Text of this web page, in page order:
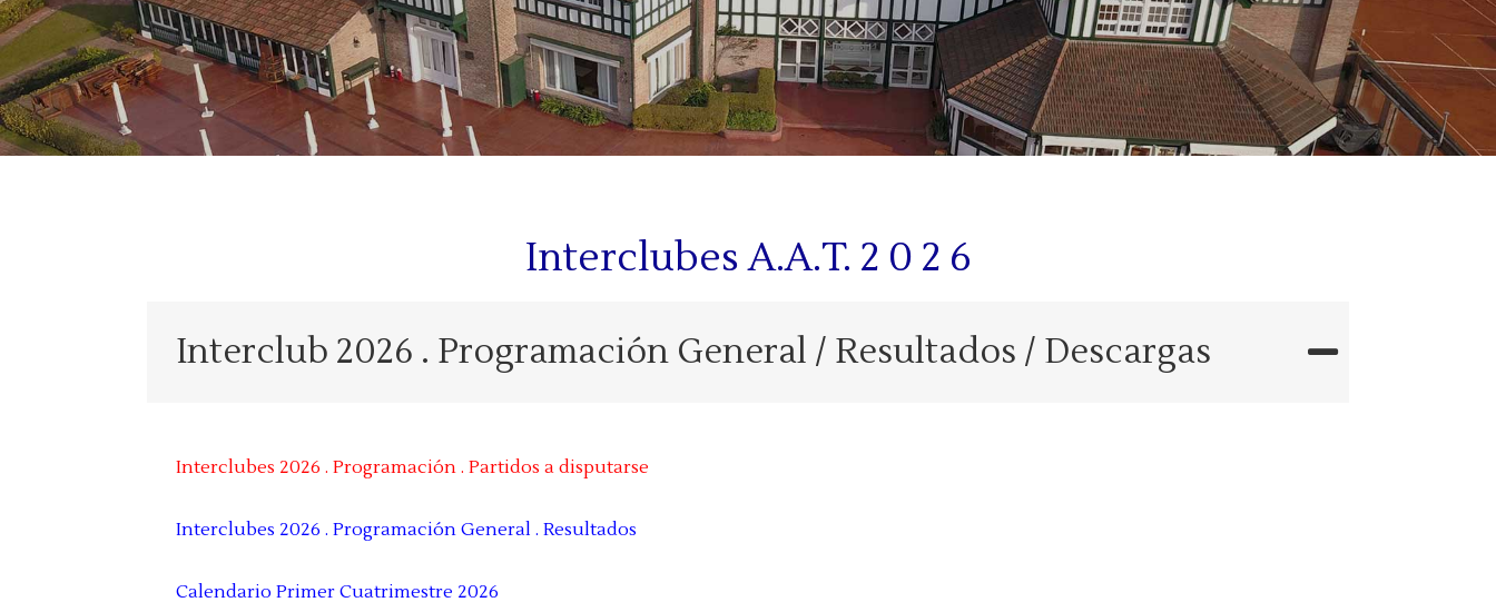
Interclubes A.A.T. 2 0 2 6
Interclub 2026 . Programación General / Resultados / Descargas
Interclubes 2026 . Programación . Partidos a disputarse
Interclubes 2026 . Programación General . Resultados
Calendario Primer Cuatrimestre 2026